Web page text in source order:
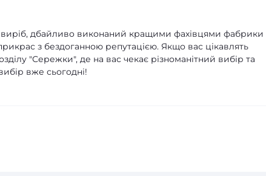
дбайливо виконаний кращими фахівцями фабрики
з бездоганною репутацією. Якщо вас цікавлять
"Сережки", де на вас чекає різноманітний вибір та
вже сьогодні!